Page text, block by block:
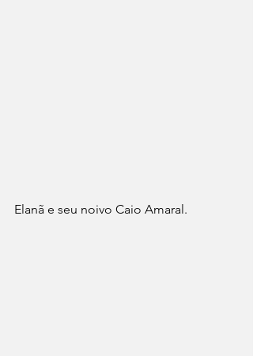
Elanã e seu noivo Caio Amaral.